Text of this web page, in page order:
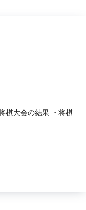
棋大会の結果 ・将棋